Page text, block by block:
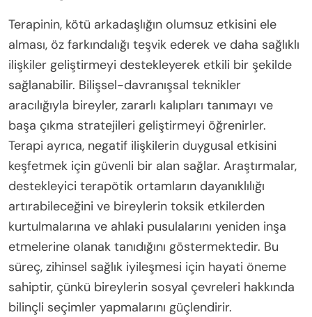
Terapinin, kötü arkadaşlığın olumsuz etkisini ele
alması, öz farkındalığı teşvik ederek ve daha sağlıklı
ilişkiler geliştirmeyi destekleyerek etkili bir şekilde
sağlanabilir. Bilişsel-davranışsal teknikler
aracılığıyla bireyler, zararlı kalıpları tanımayı ve
başa çıkma stratejileri geliştirmeyi öğrenirler.
Terapi ayrıca, negatif ilişkilerin duygusal etkisini
keşfetmek için güvenli bir alan sağlar. Araştırmalar,
destekleyici terapötik ortamların dayanıklılığı
artırabileceğini ve bireylerin toksik etkilerden
kurtulmalarına ve ahlaki pusulalarını yeniden inşa
etmelerine olanak tanıdığını göstermektedir. Bu
süreç, zihinsel sağlık iyileşmesi için hayati öneme
sahiptir, çünkü bireylerin sosyal çevreleri hakkında
bilinçli seçimler yapmalarını güçlendirir.